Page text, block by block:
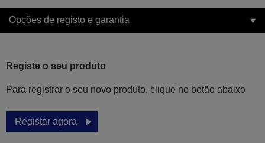
Opções de registo e garantia
Registe o seu produto
Para registrar o seu novo produto, clique no botão abaixo
Registar agora